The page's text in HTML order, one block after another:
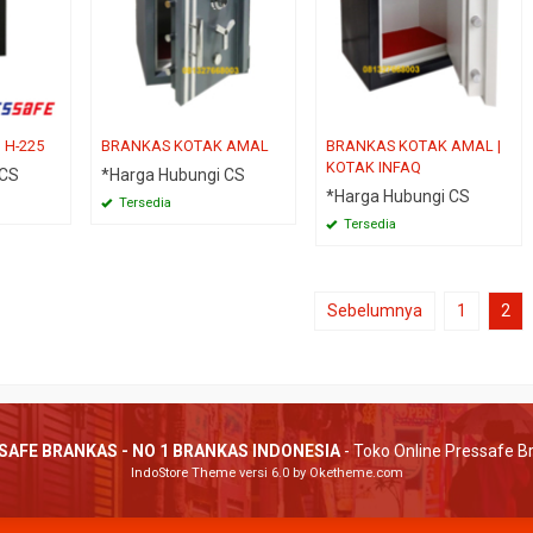
H-225 BRANKAS KOTAK AMAL
*Harga Hubungi CS
Tersedia
BRANKAS KOTAK AMAL |
KOTAK INFAQ
*Harga Hubungi CS
Tersedia
Sebelumnya 1 2
CS *Harga Hubungi CS
Tersedia
*Harga
BRANKAS - NO 1 BRANKAS INDONESIA- Toko Online Pressafe
IndoStore Themeversi 6.0 by Oketheme.com